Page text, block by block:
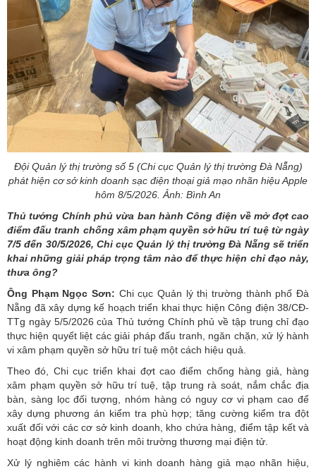
Đội Quản lý thị trường số 5 (Chi cục Quản lý thị trường Đà Nẵng)
phát hiện cơ sở kinh doanh sạc điện thoại giả mạo nhãn hiệu Apple
hôm 8/5/2026. Ảnh: Bình An
Thủ tướng Chính phủ vừa ban hành Công điện về mở đợt cao
điểm đấu tranh chống xâm phạm quyền sở hữu trí tuệ từ ngày
7/5 đến 30/5/2026, Chi cục Quản lý thị trường Đà Nẵng sẽ triển
khai những giải pháp trọng tâm nào để thực hiện chỉ đạo này,
thưa ông?
Ông Phạm Ngọc Sơn: Chi cục Quản lý thị trường thành phố Đà
Nẵng đã xây dựng kế hoạch triển khai thực hiện Công điện 38/CĐ-
TTg ngày 5/5/2026 của Thủ tướng Chính phủ về tập trung chỉ đạo
thực hiện quyết liệt các giải pháp đấu tranh, ngăn chặn, xử lý hành
vi xâm phạm quyền sở hữu trí tuệ một cách hiệu quả.
Theo đó, Chi cục triển khai đợt cao điểm chống hàng giả, hàng
xâm phạm quyền sở hữu trí tuệ, tập trung rà soát, nắm chắc địa
bàn, sàng lọc đối tượng, nhóm hàng có nguy cơ vi phạm cao để
xây dựng phương án kiểm tra phù hợp; tăng cường kiểm tra đột
xuất đối với các cơ sở kinh doanh, kho chứa hàng, điểm tập kết và
hoạt động kinh doanh trên môi trường thương mại điện tử.
Xử lý nghiêm các hành vi kinh doanh hàng giả mạo nhãn hiệu,